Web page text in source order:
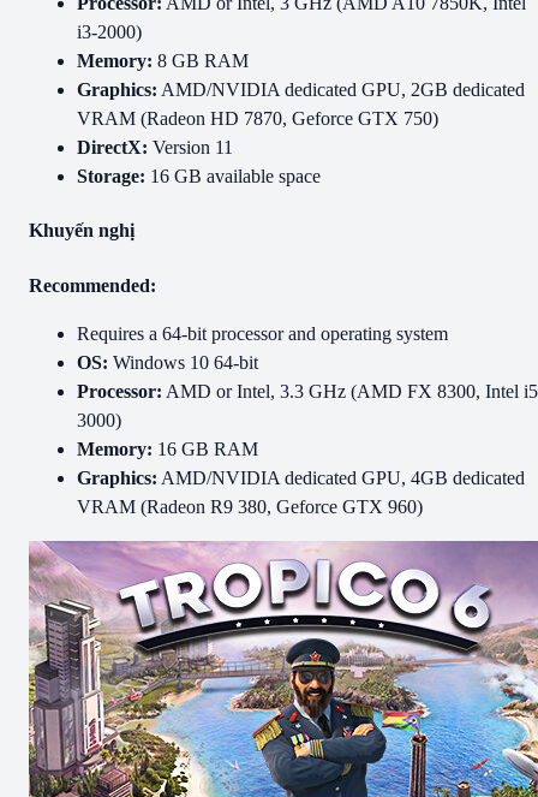
i3-2000)
Memory: 8 GB RAM
Graphics: AMD/NVIDIA dedicated GPU, 2GB dedicated
VRAM (Radeon HD 7870, Geforce GTX 750)
DirectX: Version 11
Storage: 16 GB available space
Khuyến nghị
Recommended:
Requires a 64-bit processor and operating system
OS: Windows 10 64-bit
Processor: AMD or Intel, 3.3 GHz (AMD FX 8300, Intel i5
3000)
Memory: 16 GB RAM
Graphics: AMD/NVIDIA dedicated GPU, 4GB dedicated
VRAM (Radeon R9 380, Geforce GTX 960)